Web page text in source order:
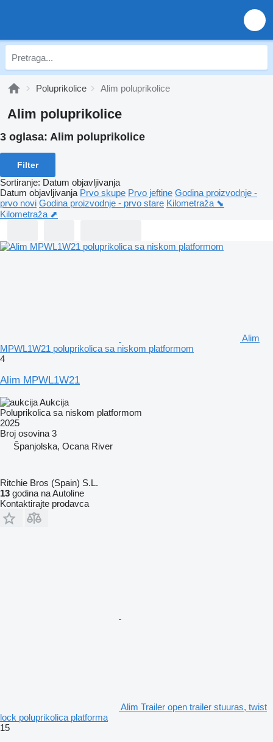
Poluprikolice Alim poluprikolice
Alim poluprikolice
3 oglasa: Alim poluprikolice
Filter
Sortiranje: Datum objavljivanja
Datum objavljivanja Prvo skupe Prvo jeftine Godina proizvodnje -
prvo novi Godina proizvodnje - prvo stare Kilometraža ⬊
Kilometraža ⬈
Alim
MPWL1W21 poluprikolica sa niskom platformom
4
Alim MPWL1W21
Aukcija
Poluprikolica sa niskom platformom
2025
Broj osovina 3
Španjolska, Ocana River
Ritchie Bros (Spain) S.L.
13 godina na Autoline
Kontaktirajte prodavca
Alim Trailer open trailer stuuras, twist
lock poluprikolica platforma
15